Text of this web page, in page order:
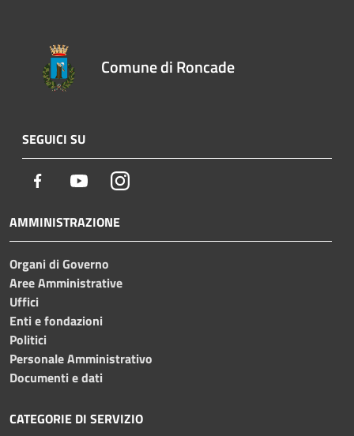
Comune di Roncade
SEGUICI SU
Facebook YoutubeInstagram
AMMINISTRAZIONE
Organi di Governo
Aree Amministrative
Uffici
Enti e fondazioni
Politici
Personale Amministrativo
Documenti e dati
CATEGORIE DI SERVIZIO